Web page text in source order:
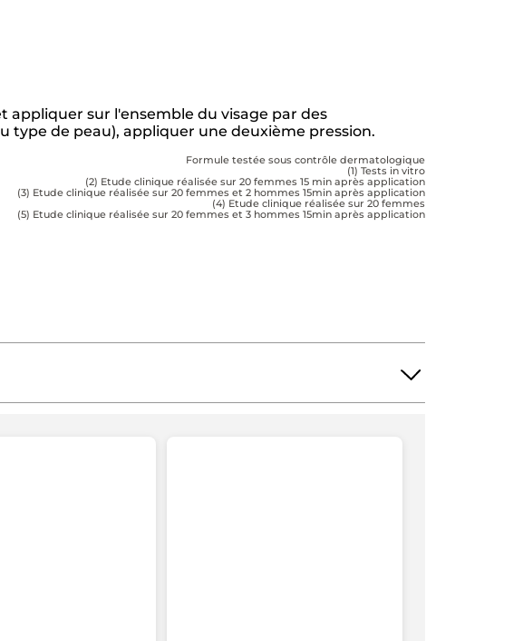
appliquer sur l'ensemble du visage par des
type de peau), appliquer une deuxième pression.
Formule testée sous contrôle dermatologique
(1) Tests in vitro
(2) Etude clinique réalisée sur 20 femmes 15 min après application
(3) Etude clinique réalisée sur 20 femmes et 2 hommes 15min après application
(4) Etude clinique réalisée sur 20 femmes
(5) Etude clinique réalisée sur 20 femmes et 3 hommes 15min après application